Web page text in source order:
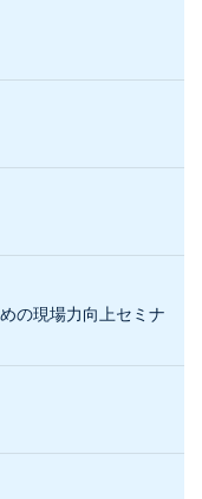
の現場力向上セミナ